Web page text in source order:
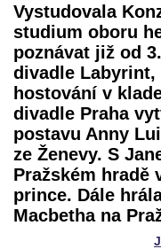
Vystudovala
studium oboru
poznávat již od
divadle Labyrint,
hostování v
divadle Praha
postavu Anny
ze Ženevy. S
Pražském hradě
prince. Dále
Macbethana